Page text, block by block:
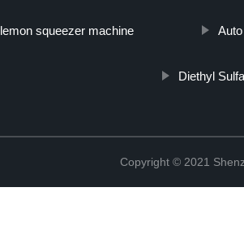
lemon squeezer machine
Diethyl
Copyright © 2021